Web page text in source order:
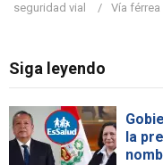
seguridad vial
Vía férrea
Siga leyendo
la